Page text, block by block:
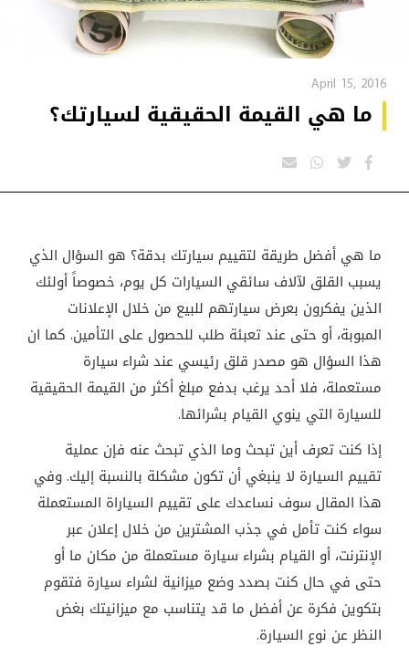
April 15, 2016
ما هي القيمة الحقيقية لسيارتك؟
ما هي أفضل طريقة لتقييم سيارتك بدقة؟ هو السؤال الذي
يسبب القلق لآلاف سائقي السيارات كل يوم، خصوصاً أولئك
الذين يفكرون بعرض سيارتهم للبيع من خلال الإعلانات
المبوبة، أو حتى عند تعبئة طلب للحصول على التأمين. كما ان
هذا السؤال هو مصدر قلق رئيسي عند شراء سيارة
مستعملة، فلا أحد يرغب بدفع مبلغ أكثر من القيمة الحقيقية
للسيارة التي ينوي القيام بشرائها.
إذا كنت تعرف أين تبحث وما الذي تبحث عنه فإن عملية
تقييم السيارة لا ينبغي أن تكون مشكلة بالنسبة إليك. وفي
هذا المقال سوف نساعدك على تقييم السياراة المستعملة
سواء كنت تأمل في جذب المشترين من خلال إعلان عبر
الإنترنت، أو القيام بشراء سيارة مستعملة من مكان ما أو
حتى في حال كنت بصدد وضع ميزانية لشراء سيارة فتقوم
بتكوين فكرة عن أفضل ما قد يتناسب مع ميزانيتك بغض
النظر عن نوع السيارة.